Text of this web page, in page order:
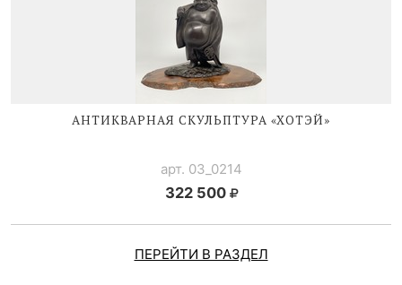
АНТИКВАРНАЯ СКУЛЬПТУРА «ХОТЭЙ»
арт. 03_0214
322 500
ПЕРЕЙТИ В РАЗДЕЛ